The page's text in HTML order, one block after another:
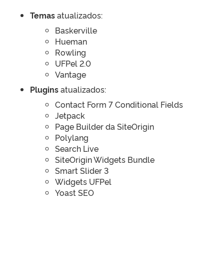
Temasatualizados:
Baskerville
Hueman
Rowling
UFPel 2.0
Vantage
Pluginsatualizados:
Contact Form 7 Conditional Fields
Jetpack
Page Builder da SiteOrigin
Polylang
Search Live
SiteOrigin Widgets Bundle
Smart Slider 3
Widgets UFPel
Yoast SEO